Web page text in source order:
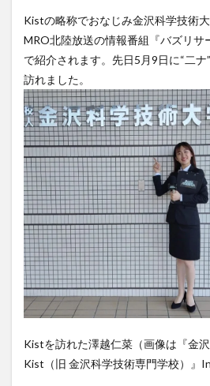
Kistの略称でおなじみ金沢科学技術大
MRO北陸放送の情報番組『バズリサ
で紹介されます。先日5月9日に“二
訪れました。
Kistを訪れた澤越仁菜（画像は『金
Kist（旧 金沢科学技術専門学校）』